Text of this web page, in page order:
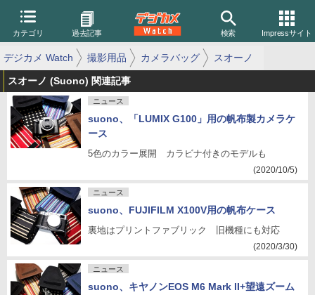
カテゴリ 過去記事 検索 Impressサイト
デジカメ Watch 撮影用品 カメラバッグ スオーノ
スオーノ (Suono) 関連記事
ニュース
suono、「LUMIX G100」用の帆布製カメラケ
ース
5色のカラー展開 カラビナ付きのモデルも
(2020/10/5)
ニュース
suono、FUJIFILM X100V用の帆布ケース
裏地はプリントファブリック 旧機種にも対応
(2020/3/30)
ニュース
suono、キヤノンEOS M6 Mark II+望遠ズーム